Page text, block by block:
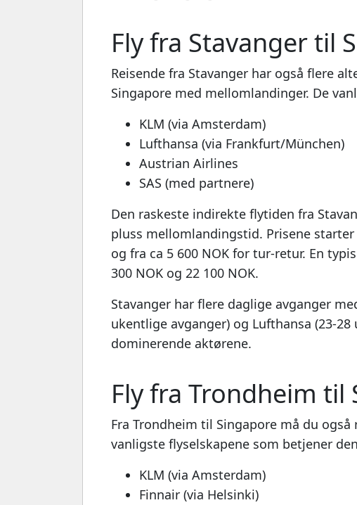
Fly fra Stavanger til
Reisende fra Stavanger har også flere
Singapore med mellomlandinger. De
KLM (via Amsterdam)
Lufthansa (via Frankfurt/München)
Austrian Airlines
SAS (med partnere)
Den raskeste indirekte flytiden fra
pluss mellomlandingstid. Prisene
og fra ca 5 600 NOK for tur-retur. En
300 NOK og 22 100 NOK.
Stavanger har flere daglige avganger
ukentlige avganger) og Lufthansa (23-
dominerende aktørene.
Fly fra Trondheim til
Fra Trondheim til Singapore må du
vanligste flyselskapene som betjener
KLM (via Amsterdam)
Finnair (via Helsinki)